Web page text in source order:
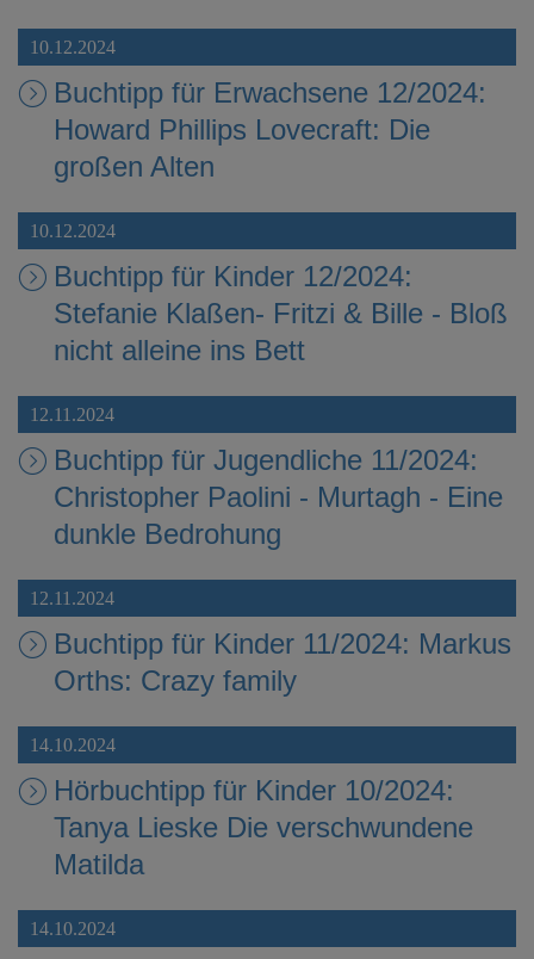
10.12.2024
Buchtipp für Erwachsene 12/2024:
Howard Phillips Lovecraft: Die
großen Alten
10.12.2024
Buchtipp für Kinder 12/2024:
Stefanie Klaßen- Fritzi & Bille - Bloß
nicht alleine ins Bett
12.11.2024
Buchtipp für Jugendliche 11/2024:
Christopher Paolini - Murtagh - Eine
dunkle Bedrohung
12.11.2024
Buchtipp für Kinder 11/2024: Markus
Orths: Crazy family
14.10.2024
Hörbuchtipp für Kinder 10/2024:
Tanya Lieske Die verschwundene
Matilda
14.10.2024